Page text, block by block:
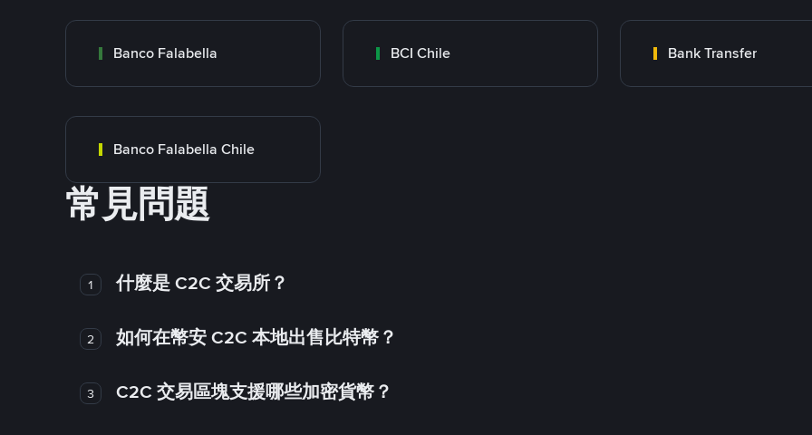
Banco Falabella BCI Chile Bank Transfer
Banco Falabella Chile
常見問題
1 什麼是 C2C 交易所？
2 如何在幣安 C2C 本地出售比特幣？
3 C2C 交易區塊支援哪些加密貨幣？